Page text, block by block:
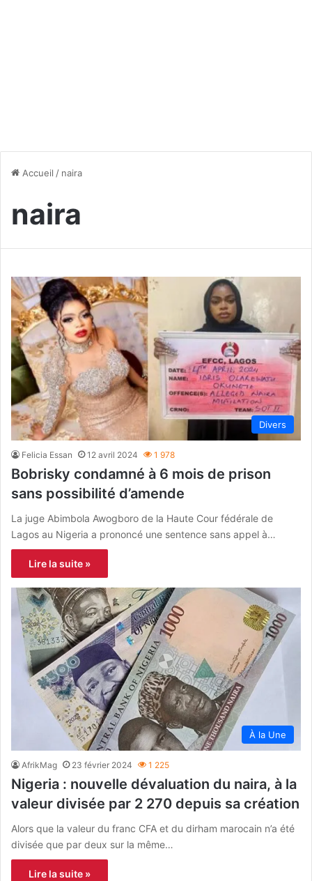
Accueil / naira
naira
Divers
Felicia Essan 12 avril 2024 1 978
Bobrisky condamné à 6 mois de prison
sans possibilité d’amende
La juge Abimbola Awogboro de la Haute Cour fédérale de
Lagos au Nigeria a prononcé une sentence sans appel à…
Lire la suite »
À la Une
AfrikMag 23 février 2024 1 225
Nigeria : nouvelle dévaluation du naira, à la
valeur divisée par 2 270 depuis sa création
Alors que la valeur du franc CFA et du dirham marocain n’a été
divisée que par deux sur la même…
Lire la suite »